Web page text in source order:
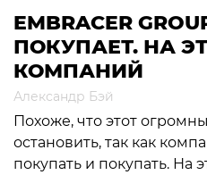
EMBRACER
ПОКУПАЕТ. НА
КОМПАНИЙ
Александр Бэй
Похоже, что этот
остановить, так как
покупать и покупать. На